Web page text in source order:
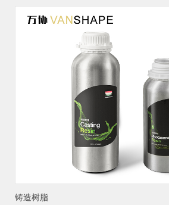
铸造树脂